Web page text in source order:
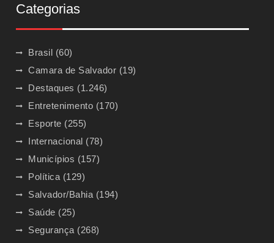
Categorias
Brasil (60)
Camara de Salvador (19)
Destaques (1.246)
Entretenimento (170)
Esporte (255)
Internacional (78)
Municípios (157)
Política (129)
Salvador/Bahia (194)
Saúde (25)
Segurança (268)